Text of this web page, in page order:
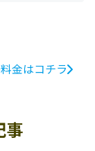
金はコチラ
事